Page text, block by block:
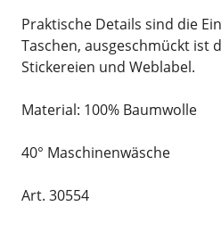
Praktische Details sind die
Taschen, ausgeschmückt ist
Stickereien und Weblabel.
Material: 100% Baumwolle
40° Maschinenwäsche
Art. 30554